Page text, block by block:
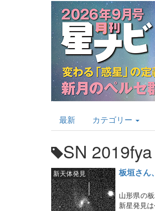
AstroArts
Topics
最新 カテゴリー
SN 2019fya
板垣さん
新天体発見
山形県の
新星発見